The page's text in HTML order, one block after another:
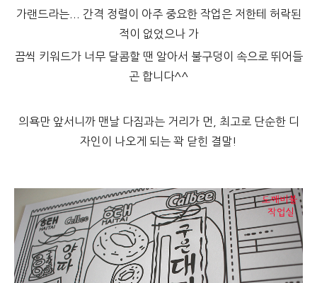
가랜드라는... 간격 정렬이 아주 중요한 작업은 저한테 허락된
적이 없었으나 가
끔씩 키워드가 너무 달콤할 땐 알아서 불구덩이 속으로 뛰어들
곤 합니다^^
의욕만 앞서니까 맨날 다짐과는 거리가 먼, 최고로 단순한 디
자인이 나오게 되는 꽉 닫힌 결말!